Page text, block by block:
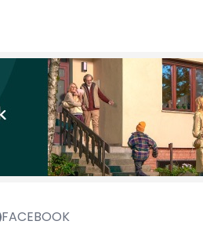
FACEBOOK